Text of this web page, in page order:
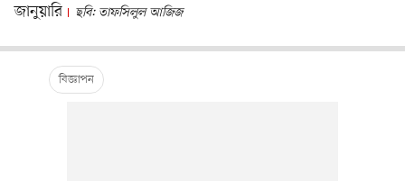
জানুয়ারি
ছবি: তাফসিলুল আজিজ